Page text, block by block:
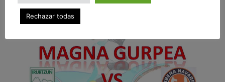
Rechazar todas